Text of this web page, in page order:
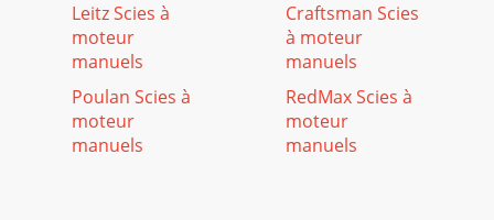
Leitz Scies à
moteur
manuels
Poulan Scies à
moteur
manuels
Craftsman Scies
à moteur
manuels
RedMax Scies à
moteur
manuels